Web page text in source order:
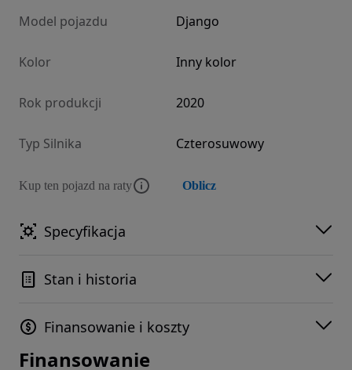
Model pojazdu Django
Kolor Inny kolor
Rok produkcji 2020
Typ Silnika Czterosuwowy
Kup ten pojazd na raty Oblicz
Specyfikacja
Stan i historia
Finansowanie i koszty
Finansowanie